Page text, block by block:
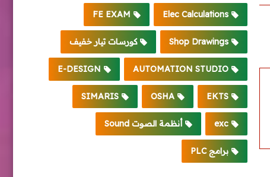
Elec Calculations
FE EXAM
Shop Drawings كورسات تيار خفيف
AUTOMATION STUDIO
E-DESIGN
EKTS
OSHA
SIMARIS
exc أنظمة الصوت Sound
برامج PLC